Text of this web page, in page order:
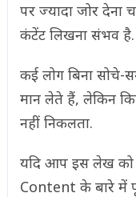
पर ज्यादा जोर देना
कंटेंट लिखना संभव है.
कई लोग बिना सोचे-
मान लेते हैं, लेकिन
नहीं निकलता.
यदि आप इस लेख
Content के बारे में